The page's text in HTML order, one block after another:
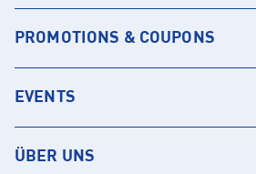
PROMOTIONS & COUPONS
EVENTS
ÜBER UNS